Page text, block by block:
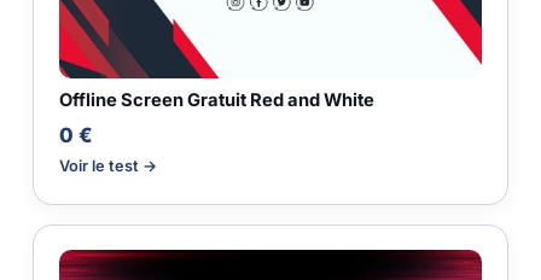
Offline Screen Gratuit Red and White
0 €
Voir le test →